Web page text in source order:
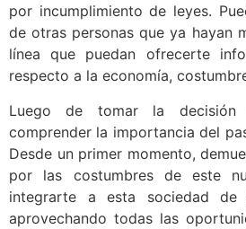
por incumplimiento de leyes.
de otras personas que ya hayan
línea que puedan ofrecerte
respecto a la economía,
Luego de tomar la decisión
comprender la importancia del
Desde un primer momento,
por las costumbres de este
integrarte a esta sociedad
aprovechando todas las